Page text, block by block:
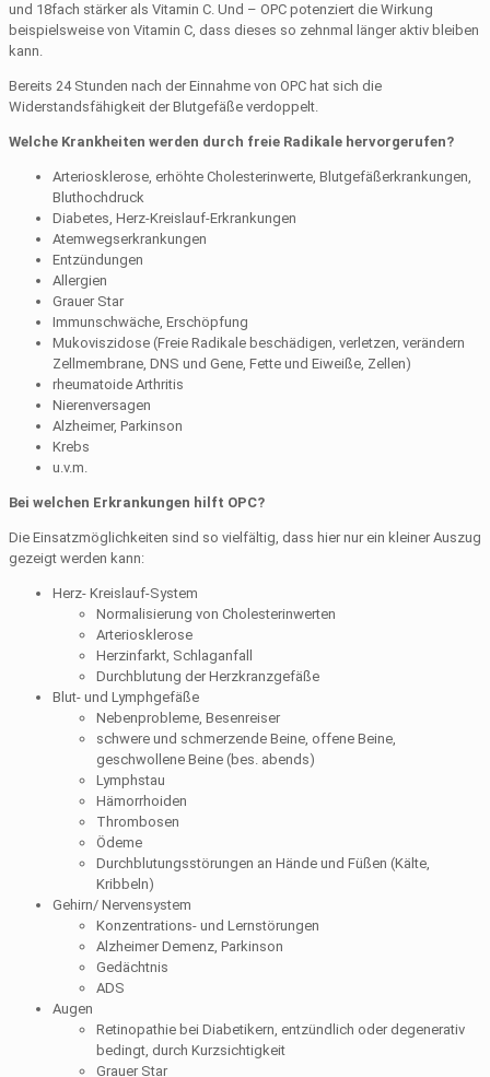
und 18fach stärker als Vitamin C. Und – OPC potenziert die Wirkung
beispielsweise von Vitamin C, dass dieses so zehnmal länger aktiv bleiben
kann.
Bereits 24 Stunden nach der Einnahme von OPC hat sich die
Widerstandsfähigkeit der Blutgefäße verdoppelt.
Welche Krankheiten werden durch freie Radikale hervorgerufen?
Arteriosklerose, erhöhte Cholesterinwerte, Blutgefäßerkrankungen,
Bluthochdruck
Diabetes, Herz-Kreislauf-Erkrankungen
Atemwegserkrankungen
Entzündungen
Allergien
Grauer Star
Immunschwäche, Erschöpfung
Mukoviszidose (Freie Radikale beschädigen, verletzen, verändern
Zellmembrane, DNS und Gene, Fette und Eiweiße, Zellen)
rheumatoide Arthritis
Nierenversagen
Alzheimer, Parkinson
Krebs
u.v.m.
Bei welchen Erkrankungen hilft OPC?
Die Einsatzmöglichkeiten sind so vielfältig, dass hier nur ein kleiner Auszug
gezeigt werden kann:
Herz- Kreislauf-System
Normalisierung von Cholesterinwerten
Arteriosklerose
Herzinfarkt, Schlaganfall
Durchblutung der Herzkranzgefäße
Blut- und Lymphgefäße
Nebenprobleme, Besenreiser
schwere und schmerzende Beine, offene Beine,
geschwollene Beine (bes. abends)
Lymphstau
Hämorrhoiden
Thrombosen
Ödeme
Durchblutungsstörungen an Hände und Füßen (Kälte,
Kribbeln)
Gehirn/ Nervensystem
Konzentrations- und Lernstörungen
Alzheimer Demenz, Parkinson
Gedächtnis
ADS
Augen
Retinopathie bei Diabetikern, entzündlich oder degenerativ
bedingt, durch Kurzsichtigkeit
Grauer Star